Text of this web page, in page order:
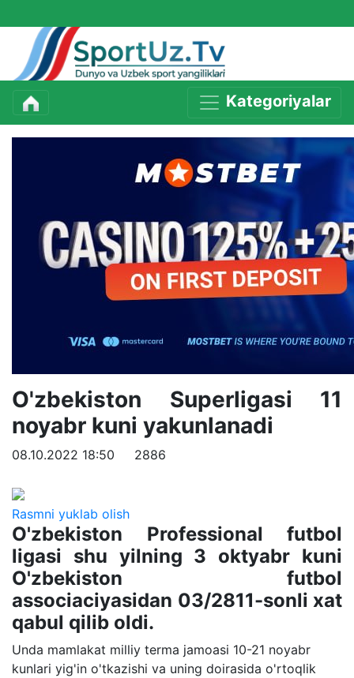
Kategoriyalar
O'zbekiston Superligasi 11
noyabr kuni yakunlanadi
08.10.2022 18:50 2886
Rasmni yuklab olish
O'zbekiston Professional futbol
ligasi shu yilning 3 oktyabr kuni
O'zbekiston futbol
associaciyasidan 03/2811-sonli xat
qabul qilib oldi.
Unda mamlakat milliy terma jamoasi 10-21 noyabr
kunlari yig'in o'tkazishi va uning doirasida o'rtoqlik